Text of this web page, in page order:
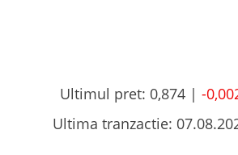
Ultimul pret: 0,874 | -
Ultima tranzactie: